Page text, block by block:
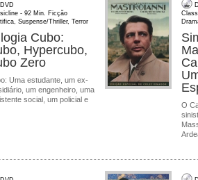
- 92 Min. Ficção
Suspense/Thriller, Terror
Cubo:
Hypercubo,
Zero
Uma estudante, um ex-
um engenheiro, uma
social, um policial e
O